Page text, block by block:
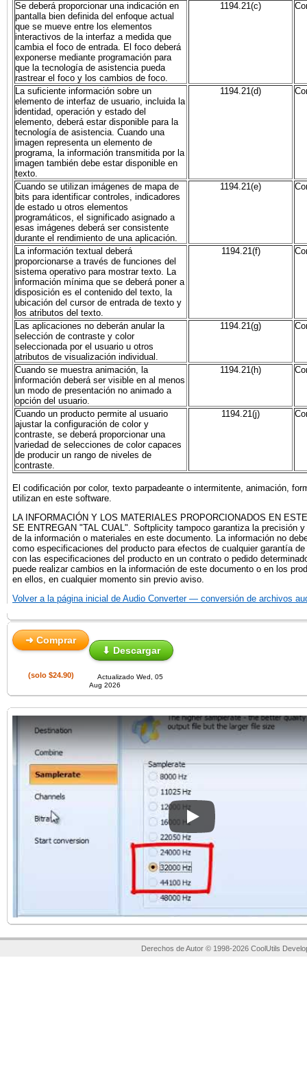
Se deberá proporcionar una indicación en
pantalla bien definida del enfoque actual
que se mueve entre los elementos
interactivos de la interfaz a medida que
cambia el foco de entrada. El foco deberá
exponerse mediante programación para
que la tecnología de asistencia pueda
rastrear el foco y los cambios de foco.
1194.21(c)
La suficiente información sobre un
elemento de interfaz de usuario, incluida la
identidad, operación y estado del
elemento, deberá estar disponible para la
tecnología de asistencia. Cuando una
imagen representa un elemento de
programa, la información transmitida por la
imagen también debe estar disponible en
texto.
1194.21(d)
Cuando se utilizan imágenes de mapa de
bits para identificar controles, indicadores
de estado u otros elementos
programáticos, el significado asignado a
esas imágenes deberá ser consistente
durante el rendimiento de una aplicación.
1194.21(e)
La información textual deberá
proporcionarse a través de funciones del
sistema operativo para mostrar texto. La
información mínima que se deberá poner a
disposición es el contenido del texto, la
ubicación del cursor de entrada de texto y
los atributos del texto.
1194.21(f)
Las aplicaciones no deberán anular la
selección de contraste y color
seleccionada por el usuario u otros
atributos de visualización individual.
1194.21(g)
Cuando se muestra animación, la
información deberá ser visible en al menos
un modo de presentación no animado a
opción del usuario.
1194.21(h)
Cuando un producto permite al usuario
ajustar la configuración de color y
contraste, se deberá proporcionar una
variedad de selecciones de color capaces
de producir un rango de niveles de
contraste.
1194.21(j)
El codificación por color, texto parpadeante o intermitente, animación,
utilizan en este software.
LA INFORMACIÓN Y LOS MATERIALES PROPORCIONADOS EN
SE ENTREGAN "TAL CUAL". Softplicity tampoco garantiza la precisión
de la información o materiales en este documento. La información no
como especificaciones del producto para efectos de cualquier garantía
con las especificaciones del producto en un contrato o pedido
puede realizar cambios en la información de este documento o en los
en ellos, en cualquier momento sin previo aviso.
Volver a la página inicial de Audio Converter — conversión de archivos
➜ Comprar
⬇ Descargar
(solo $24.90)
Actualizado Wed, 05
Aug 2026
Play
Derechos de Autor © 1998-2026 CoolUtils